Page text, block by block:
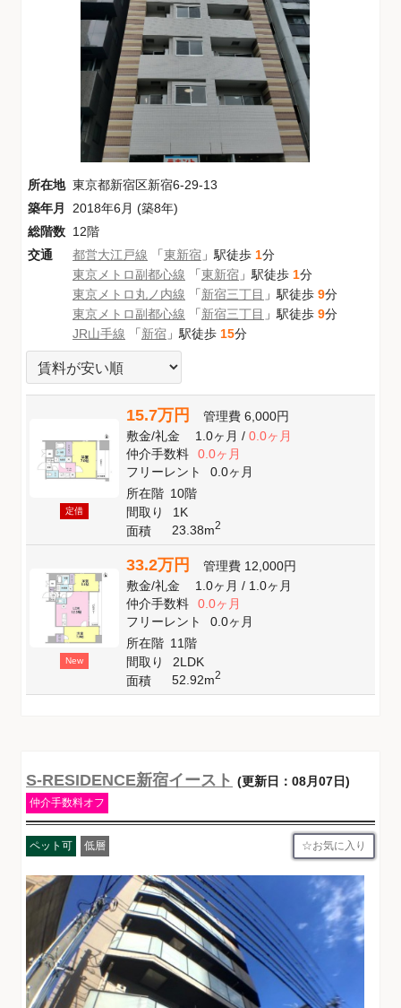
所在地 東京都新宿区新宿6-29-13
築年月
2018年6月 (築8年)
総階数 12階
交通
都営大江戸線 「東新宿 」駅徒歩 1分
東京メトロ副都心線 「東新宿 」駅徒歩 1分
東京メトロ丸ノ内線 「新宿三丁目 」駅徒歩 9分
東京メトロ副都心線 「新宿三丁目 」駅徒歩 9分
JR山手線 「新宿 」駅徒歩 15分
定借
15.7万円 管理費 6,000円
敷金/礼金 1.0ヶ月/ 0.0ヶ月
仲介手数料
0.0ヶ月
フリーレント
0.0ヶ月
所在階 10階
間取り
1K
面積
23.38m2
New
33.2万円 管理費 12,000円
敷金/礼金 1.0ヶ月/ 1.0ヶ月
仲介手数料
0.0ヶ月
フリーレント
0.0ヶ月
所在階 11階
間取り
2LDK
面積
52.92m2
S-RESIDENCE新宿イースト (更新日：08月07日)
仲介手数料オフ
ペット可 低層 お気に入り